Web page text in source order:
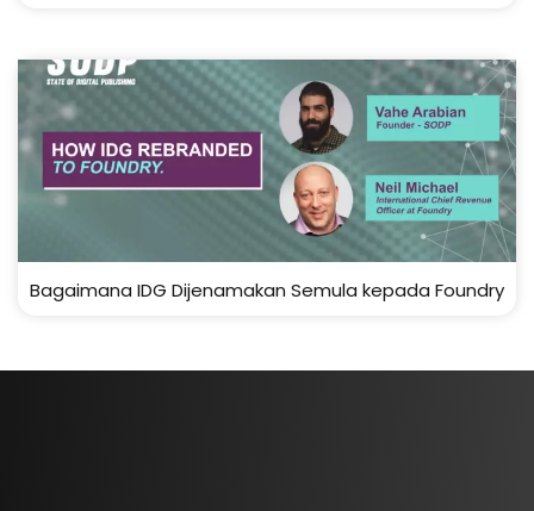
Bagaimana IDG Dijenamakan Semula kepada Foundry